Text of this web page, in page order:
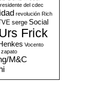
del cdec
revolución Rich
serge Social
Urs Frick
Vocento
zapato
M&C